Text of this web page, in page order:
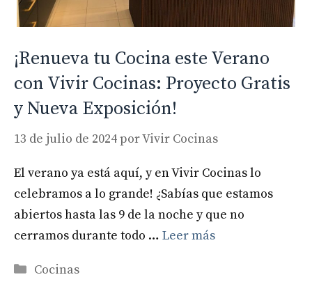
¡Renueva tu Cocina este Verano
con Vivir Cocinas: Proyecto Gratis
y Nueva Exposición!
13 de julio de 2024porVivir Cocinas
El verano ya está aquí, y en Vivir Cocinas lo
celebramos a lo grande! ¿Sabías que estamos
abiertos hasta las 9 de la noche y que no
cerramos durante todo … Leer más
Categorías
Cocinas